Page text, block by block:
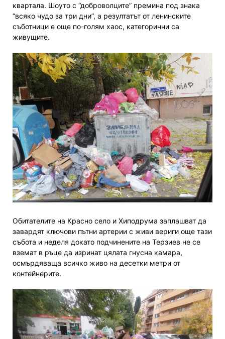
квартала. Шоуто с “доброволците” премина под знака
“всяко чудо за три дни”, а резултатът от ленинските
съботници е още по-голям хаос, категорични са
живущите.
Обитателите на Красно село и Хиподрума заплашват да
завардят ключови пътни артерии с живи вериги още тази
събота и неделя докато подчинените на Терзиев не се
вземат в ръце да изринат цялата гнусна камара,
осмърдяваща всичко живо на десетки метри от
контейнерите.